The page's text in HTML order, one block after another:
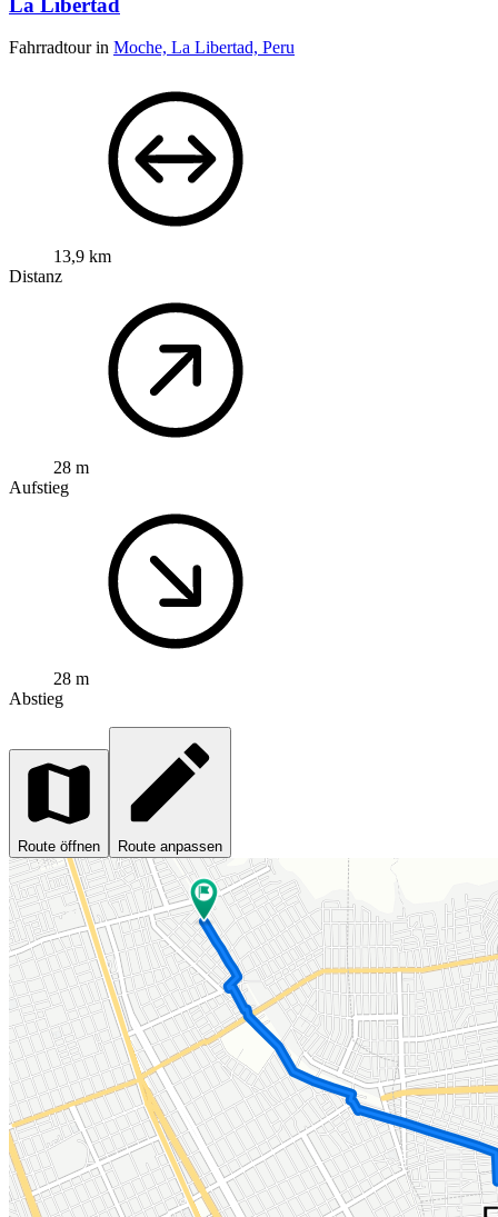
Fahrradtour in Moche, La Libertad, Peru
13,9 km
Distanz
28 m
Aufstieg
28 m
Abstieg
Route öffnen Route anpassen